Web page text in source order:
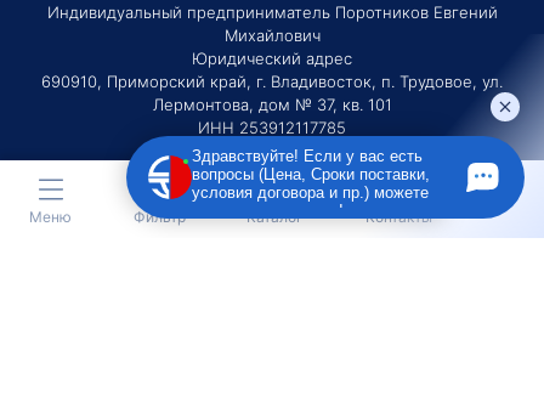
Индивидуальный предприниматель Поротников Евгений
Михайлович
Юридический адрес
690910, Приморский край, г. Владивосток, п. Трудовое, ул.
Лермонтова, дом № 37, кв. 101
ИНН 253912117785
ОГРНИП 320253600036730
Меню Фильтр Каталог Контакты
Здравствуйте! Если у вас есть
вопросы (Цена, Сроки поставки,
условия договора и пр.) можете
задать их мне в чат!